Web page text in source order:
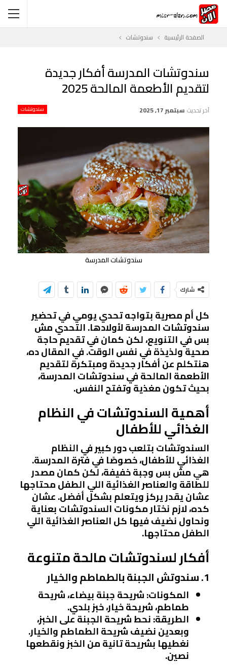
الصفحة الرئيسية سندوتشات
سندوتشات المدرسة أفكار جديدة
لتقديم الأطعمة المالحة 2025
سندوتشات آخر تحديث سبتمبر 17, 2025
سندوتشات المدرسة
شارك
كل أم مصرية بتواجه تحدي يومي في تحضير
سندوتشات المدرسة لأولادها. التحدي مش
بس في التنويع، لكن كمان في تقديم حاجة
صحية ولذيذة في نفس الوقت. في المقال ده،
هنتكلم عن أفكار جديدة ومبتكرة لتقديم
الأطعمة المالحة في سندوتشات المدرسة،
بحيث تكون مغذية وتفتح النفس.
أهمية السندوتشات في النظام
الغذائي للأطفال
السندوتشات بتلعب دور كبير في النظام
الغذائي للأطفال، خصوصًا في فترة المدرسة.
هي مش بس وجبة خفيفة، لكن كمان مصدر
للطاقة والعناصر الغذائية اللي الطفل محتاجها
عشان يقدر يركز ويتعلم بشكل أفضل. عشان
كده، لازم نختار مكونات السندوتشات بعناية
ونحاول نضيف فيها كل العناصر الغذائية اللي
الطفل محتاجها.
أفكار لسندوتشات مالحة متنوعة
1. سندوتش الجبنة بالطماطم والخيار
المكونات: شريحة جبنة بيضاء، شريحة
طماطم، شريحة خيار، خبز بلدي.
الطريقة: نحط شريحة الجبنة على الخبز،
وبعدين نضيف شريحة الطماطم والخيار.
نغطيها بشريحة تانية من الخبز ونقطعها
نصين.